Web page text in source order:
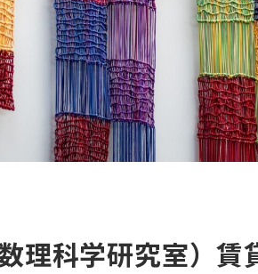
理科学研究室）賃